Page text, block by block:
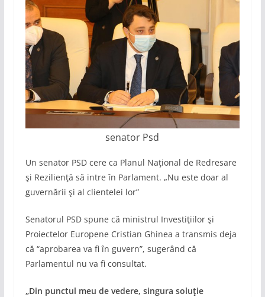
senator Psd
Un senator PSD cere ca Planul Naţional de Redresare
şi Rezilienţă să intre în Parlament. „Nu este doar al
guvernării şi al clientelei lor”
Senatorul PSD spune că ministrul Investiţiilor şi
Proiectelor Europene Cristian Ghinea a transmis deja
că “aprobarea va fi în guvern”, sugerând că
Parlamentul nu va fi consultat.
„Din punctul meu de vedere, singura soluţie